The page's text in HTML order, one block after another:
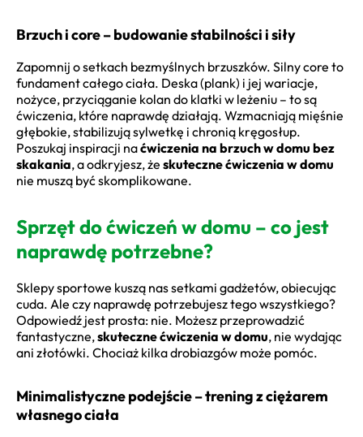
Brzuch i core – budowanie stabilności i siły
Zapomnij o setkach bezmyślnych brzuszków. Silny core to
fundament całego ciała. Deska (plank) i jej wariacje,
nożyce, przyciąganie kolan do klatki w leżeniu – to są
ćwiczenia, które naprawdę działają. Wzmacniają mięśnie
głębokie, stabilizują sylwetkę i chronią kręgosłup.
Poszukaj inspiracji naćwiczenia na brzuch w domu bez
skakania, a odkryjesz, że skuteczne ćwiczenia w domu
nie muszą być skomplikowane.
Sprzęt do ćwiczeń w domu – co jest
naprawdę potrzebne?
Sklepy sportowe kuszą nas setkami gadżetów, obiecując
cuda. Ale czy naprawdę potrzebujesz tego wszystkiego?
Odpowiedź jest prosta: nie. Możesz przeprowadzić
fantastyczne,skuteczne ćwiczenia w domu, nie wydając
ani złotówki. Chociaż kilka drobiazgów może pomóc.
Minimalistyczne podejście – trening z ciężarem
własnego ciała